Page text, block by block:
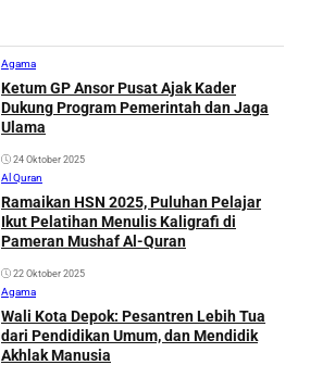
Agama
Ketum GP Ansor Pusat Ajak Kader
Dukung Program Pemerintah dan Jaga
Ulama
24 Oktober 2025
Al Quran
Ramaikan HSN 2025, Puluhan Pelajar
Ikut Pelatihan Menulis Kaligrafi di
Pameran Mushaf Al-Quran
22 Oktober 2025
Agama
Wali Kota Depok: Pesantren Lebih Tua
dari Pendidikan Umum, dan Mendidik
Akhlak Manusia